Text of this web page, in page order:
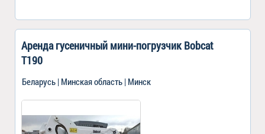
Аренда гусеничный мини-погрузчик Bobcat
T190
Беларусь | Минская область | Минск